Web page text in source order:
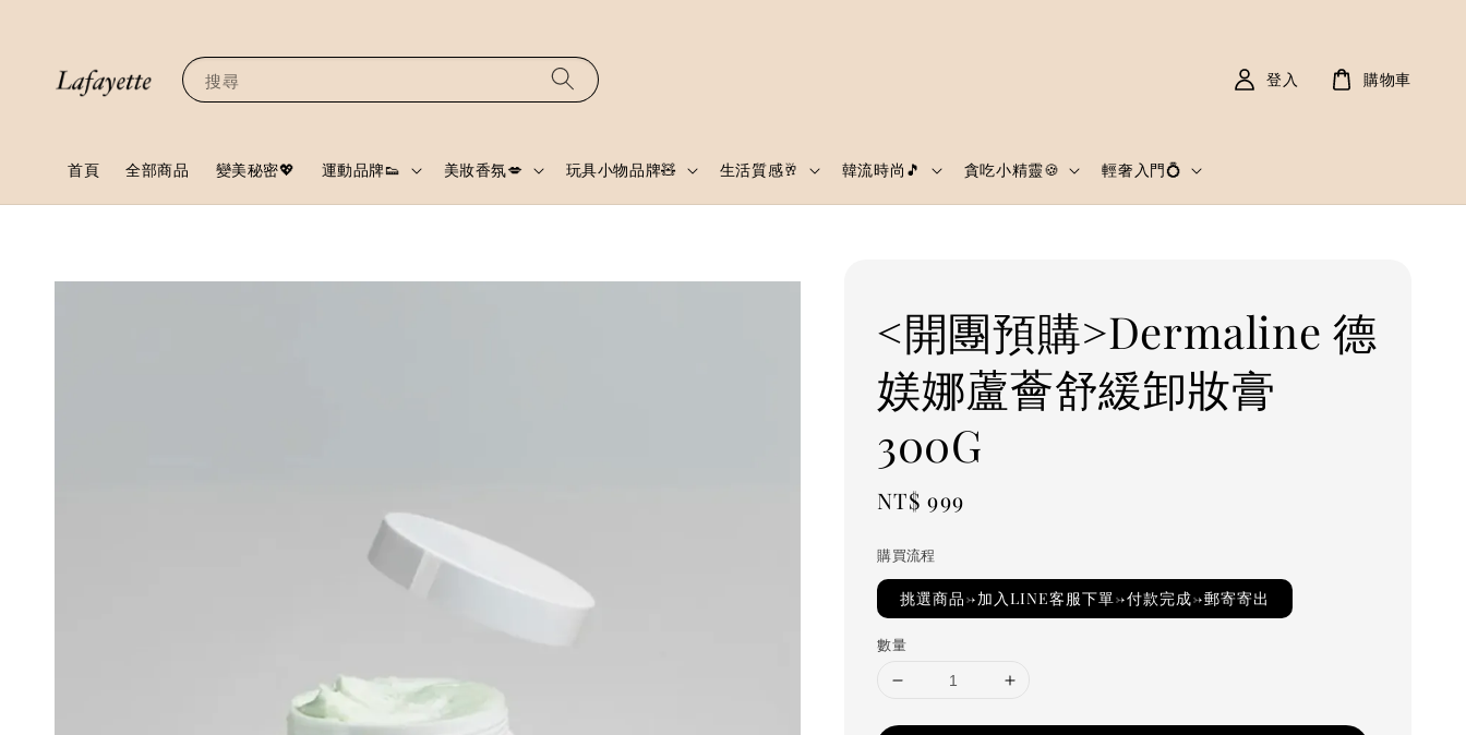
搜尋
首頁 全部商品 變美秘密💖 運動品牌👟 美妝香氛💋 玩具小物品牌🧸 生活質感🥂 韓流時尚🎵 貪吃小精靈🍪 輕奢入門💍
登入 購物車
<開團預購>Dermaline 德
媄娜蘆薈舒緩卸妝膏
300G
Regular
NT$ 999
購買流程
挑選商品→加入LINE客服下單→付款完成→郵寄寄出
數量